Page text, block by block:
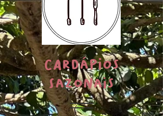
CardápioS
SAZONAIS